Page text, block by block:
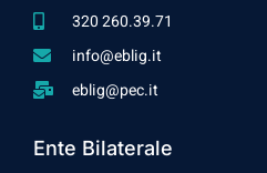
320 260.39.71
info@eblig.it
eblig@pec.it
Ente Bilaterale